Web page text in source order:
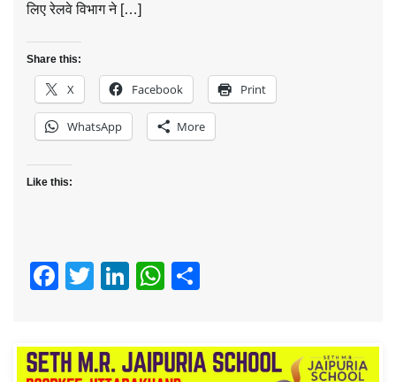
लिए रेलवे विभाग ने […]
Share this:
X Facebook Print
WhatsApp More
Like this:
Facebook
TwitterLinkedIn
WhatsApp